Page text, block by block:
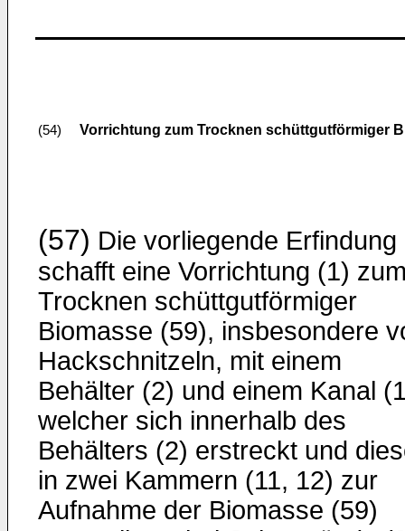
(54) Vorrichtung zum Trocknen schüttgutförmiger
(57) Die vorliegende Erfindung
schafft eine Vorrichtung (1)
Trocknen schüttgutförmiger
Biomasse (59), insbesondere
Hackschnitzeln, mit einem
Behälter (2) und einem Kanal
welcher sich innerhalb des
Behälters (2) erstreckt und
in zwei Kammern (11, 12) zur
Aufnahme der Biomasse (59)